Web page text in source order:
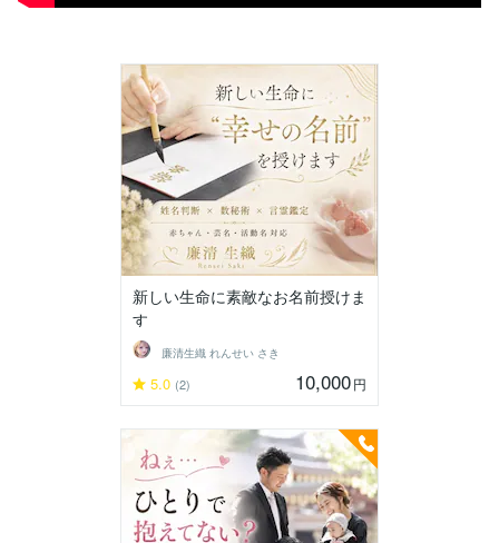
新しい生命に素敵なお名前授けま
す
廉清生織 れんせい さき
5.0 (2) 10,000円